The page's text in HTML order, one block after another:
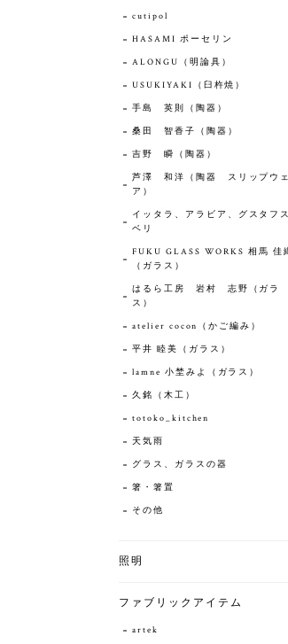
cutipol
HASAMI ポーセリン
ALONGU（明論具）
USUKIYAKI（臼杵焼）
手島 英則（陶器）
桑田 智香子（陶器）
吉野 瞬（陶器）
芦澤 和洋（陶器 スリップウェ
ア）
イッタラ、アラビア、グスタフス
ベリ
FUKU GLASS WORKS 相馬 佳
（ガラス）
はるら工房 岩村 志野（ガラ
ス）
atelier cocon（かご編み）
平井 睦美（ガラス）
lamne 小埜みよ（ガラス）
久銘（木工）
totoko_kitchen
天気雨
グラス、ガラスの器
箸・箸置
その他
照明
ファブリックアイテム
artek